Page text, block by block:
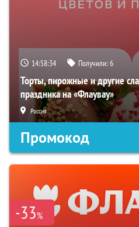
14:58:33 Получили:6
Торты, пирожные и другие
праздника на «Флаувау»
Россия
Промокод
-33%